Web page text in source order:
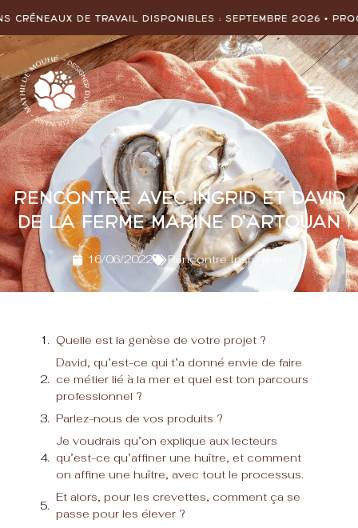
travail disponibles :SEPTEMBRE 2026 • Prochains
Rencontre avec Ingrid et David
de La ferme Marine d’Artouan
16/06/2022 Rencontre Inspirante
Quelle est la genèse de votre projet ?
David, qu’est-ce qui t’a donné envie de faire
ce métier lié à la mer et quel est ton parcours
professionnel ?
Parlez-nous de vos produits ?
Je voudrais qu’on explique aux lecteurs
qu’est-ce qu’affiner une huître, et comment
on affine une huître, avec tout le processus.
Et alors, pour les crevettes, comment ça se
passe pour les élever ?